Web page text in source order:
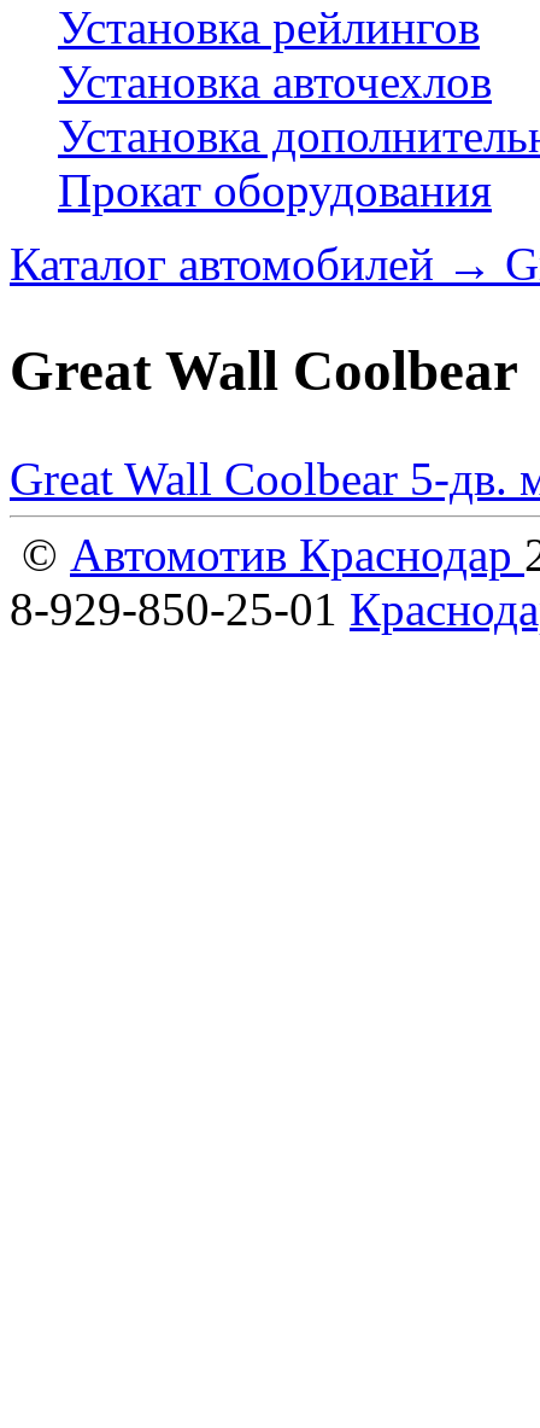
Установка рейлингов
Установка авточехлов
Установка
Прокат оборудования
Каталог автомобилей →
Great Wall Coolbear
Great Wall Coolbear 5-дв.
© Автомотив Краснодар
8-929-850-25-01